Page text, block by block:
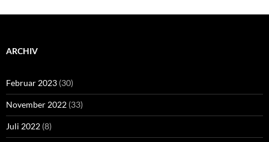
ARCHIV
Februar 2023 (30)
November 2022 (33)
Juli 2022 (8)